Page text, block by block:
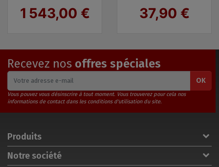
Prix
1 543,00 € Prix
37,90 €
Recevez nos offres spéciales
OK
Vous pouvez vous désinscrire à tout moment. Vous trouverez pour cela nos
informations de contact dans les conditions d'utilisation du site.
Produits
Notre société